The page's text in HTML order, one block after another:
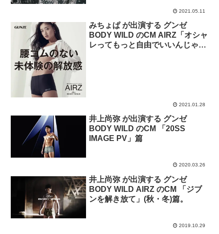
2021.05.11
みちょぱ が出演する グンゼ
BODY WILD のCM AIRZ「オシャ
レってもっと自由でいいんじゃな
2021.01.28
井上尚弥 が出演する グンゼ
BODY WILD のCM 「20SS
IMAGE PV」篇
2020.03.26
井上尚弥 が出演する グンゼ
BODY WILD AIRZ のCM 「ジブ
ンを解き放て」(秋・冬)篇。
2019.10.29